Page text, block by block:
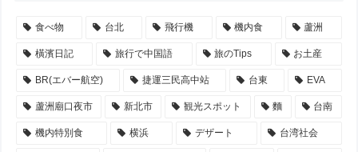
食べ物 台北 飛行機 機内食 蘆洲
橫濱日記 旅行で中国語 旅のTips お土産
BR(エバー航空) 捷運三民高中站 台東 EVA
蘆洲廟口夜市 新北市 観光スポット 麵 台南
機内特別食 横浜 デザート 台湾社会